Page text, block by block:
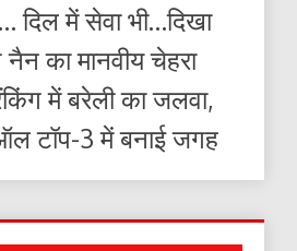
दिल में सेवा भी…दिखा
का मानवीय चेहरा
में बरेली का जलवा,
टॉप-3 में बनाई जगह